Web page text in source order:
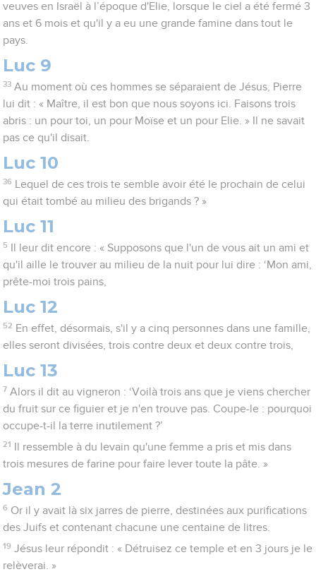
veuves en Israël à l’époque d'Elie, lorsque le ciel a été fermé 3
ans et 6 mois et qu'il y a eu une grande famine dans tout le
pays.
Luc 9
33 Au moment où ces hommes se séparaient de Jésus, Pierre
lui dit : « Maître, il est bon que nous soyons ici. Faisons trois
abris : un pour toi, un pour Moïse et un pour Elie. » Il ne savait
pas ce qu'il disait.
Luc 10
36
Lequel de ces trois te semble avoir été le prochain de celui
qui était tombé au milieu des brigands ? »
Luc 11
5
Il leur dit encore : « Supposons que l'un de vous ait un ami et
qu'il aille le trouver au milieu de la nuit pour lui dire : ‘Mon ami,
prête-moi trois pains,
Luc 12
52 En effet, désormais, s'il y a cinq personnes dans une famille,
elles seront divisées, trois contre deux et deux contre trois,
Luc 13
7 Alors il dit au vigneron : ‘Voilà trois ans que je viens chercher
du fruit sur ce figuier et je n'en trouve pas. Coupe-le : pourquoi
occupe-t-il la terre inutilement ?’
21
Il ressemble à du levain qu'une femme a pris et mis dans
trois mesures de farine pour faire lever toute la pâte. »
Jean 2
6 Or il y avait là six jarres de pierre, destinées aux purifications
des Juifs et contenant chacune une centaine de litres.
19 Jésus leur répondit : « Détruisez ce temple et en 3 jours je le
relèverai. »